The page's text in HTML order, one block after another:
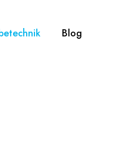
Blog